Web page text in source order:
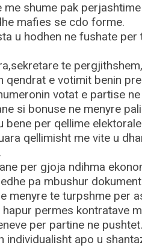
me shume pak
mafies se cdo forme.
u hodhen ne fushate
te
qendrat e votimit benin
votat e partise
si bonuse ne menyre
bene per qellime
qellimisht me vite u
per gjoja ndihma
pa mbushur
menyre te turpshme per
permes kontratave
per partine ne pushtet.
individualisht apo u